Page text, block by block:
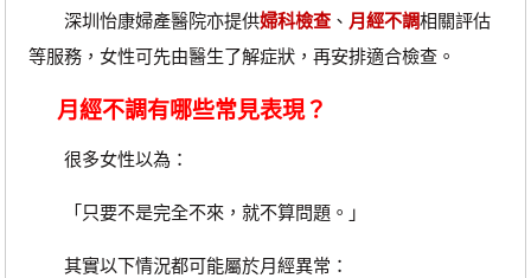
深圳怡康婦產醫院亦提供婦科檢查、 月經不調相關評估
等服務，女性可先由醫生了解症狀，再安排適合檢查。
月經不調有哪些常見表現？
很多女性以為：
「只要不是完全不來，就不算問題。」
其實以下情況都可能屬於月經異常：